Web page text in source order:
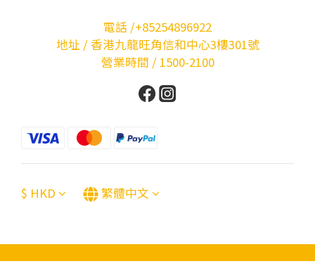
電話 /+85254896922
地址 / 香港九龍旺角信和中心3樓301號
營業時間 / 1500-2100
$ HKD 繁體中文